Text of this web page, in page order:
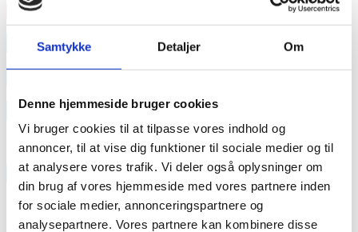
Samtykke Detaljer Om
Denne hjemmeside bruger cookies
Vi bruger cookies til at tilpasse vores indhold og
annoncer, til at vise dig funktioner til sociale medier og til
at analysere vores trafik. Vi deler også oplysninger om
din brug af vores hjemmeside med vores partnere inden
for sociale medier, annonceringspartnere og
analysepartnere. Vores partnere kan kombinere disse
Læs mere
annonce
annonce
Like us
RAINBOW BUSINESS DENMARK